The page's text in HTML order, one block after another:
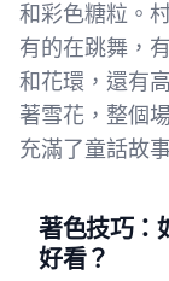
和彩色糖粒。
有的在跳舞，
和花環，還有
著雪花，整個
充滿了童話故
著色技巧：
好看？